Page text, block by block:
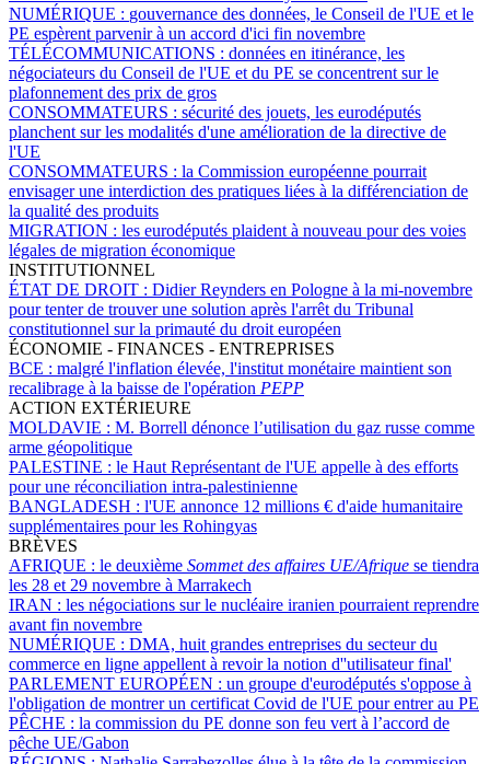
NUMÉRIQUE : gouvernance des données, le Conseil de l'UE et le
PE espèrent parvenir à un accord d'ici fin novembre
TÉLÉCOMMUNICATIONS : données en itinérance, les
négociateurs du Conseil de l'UE et du PE se concentrent sur le
plafonnement des prix de gros
CONSOMMATEURS : sécurité des jouets, les eurodéputés
planchent sur les modalités d'une amélioration de la directive de
l'UE
CONSOMMATEURS : la Commission européenne pourrait
envisager une interdiction des pratiques liées à la différenciation de
la qualité des produits
MIGRATION : les eurodéputés plaident à nouveau pour des voies
légales de migration économique
INSTITUTIONNEL
ÉTAT DE DROIT : Didier Reynders en Pologne à la mi-novembre
pour tenter de trouver une solution après l'arrêt du Tribunal
constitutionnel sur la primauté du droit européen
ÉCONOMIE - FINANCES - ENTREPRISES
BCE : malgré l'inflation élevée, l'institut monétaire maintient son
recalibrage à la baisse de l'opération PEPP
ACTION EXTÉRIEURE
MOLDAVIE : M. Borrell dénonce l’utilisation du gaz russe comme
arme géopolitique
PALESTINE : le Haut Représentant de l'UE appelle à des efforts
pour une réconciliation intra-palestinienne
BANGLADESH : l'UE annonce 12 millions € d'aide humanitaire
supplémentaires pour les Rohingyas
BRÈVES
AFRIQUE : le deuxième Sommet des affaires UE/Afrique se tiendra
les 28 et 29 novembre à Marrakech
IRAN : les négociations sur le nucléaire iranien pourraient reprendre
avant fin novembre
NUMÉRIQUE : DMA, huit grandes entreprises du secteur du
commerce en ligne appellent à revoir la notion d''utilisateur final'
PARLEMENT EUROPÉEN : un groupe d'eurodéputés s'oppose à
l'obligation de montrer un certificat Covid de l'UE pour entrer au PE
PÊCHE : la commission du PE donne son feu vert à l’accord de
pêche UE/Gabon